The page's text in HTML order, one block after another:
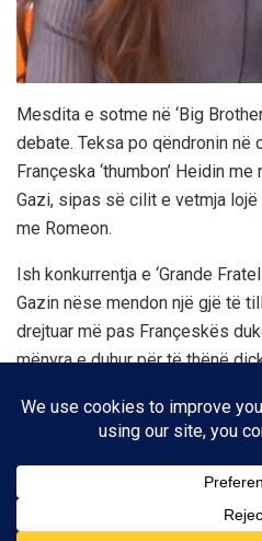
Mesdita e sotme në ‘Big
debate. Teksa po qëndronin në
Françeska ‘thumbon’ Heidin
Gazi, sipas së cilit e vetmja
me Romeon.
Ish konkurrentja e ‘Grande
Gazin nëse mendon një gjë të
drejtuar më pas Françeskës
mënyra e duhur për të thënë
Biseda e plotë në videon më